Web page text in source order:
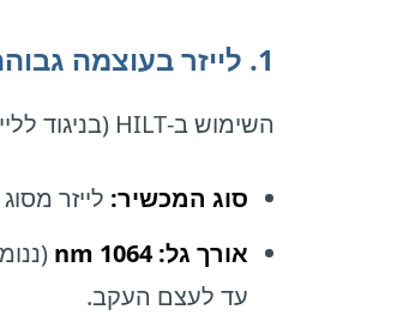
1. לייזר בעוצמה גבוהה (HILT – High Intensity Laser Therapy)
השימוש ב-HILT (בניגוד ללייזר רך) דורש מיומנות ופרוטוקול מדויק כדי למנוע כוויות ולהשיג חדירה עמוקה לכרית השומן.
סוג המכשיר: לייזר מסוג
אורך גל: 1064 nm
עד לעצם העקב.